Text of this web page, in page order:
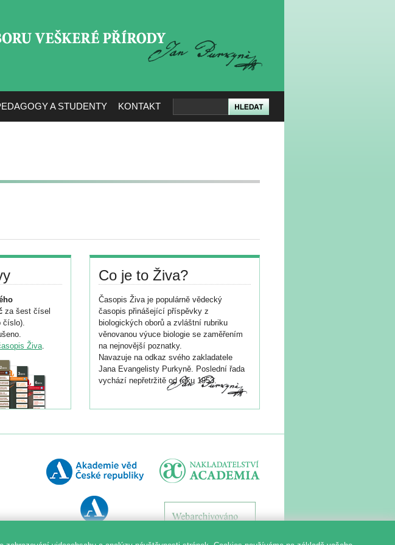
A STUDENTY KONTAKT
za šest čísel
číslo).
Živa.
Co je to Živa?
Časopis Živa je populárně vědecký
časopis přinášející příspěvky z
biologických oborů a zvláštní rubriku
věnovanou výuce biologie se zaměřením
na nejnovější poznatky.
Navazuje na odkaz svého zakladatele
Jana Evangelisty Purkyně. Poslední řada
vychází nepřetržitě od roku 1953.